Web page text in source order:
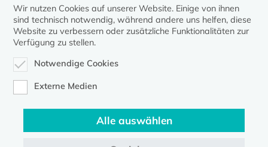
Diese Seite gehört zum Portalkirche-mv.de
Wir nutzen Cookies auf unserer Website. Einige von ihnen
sind technisch notwendig, während andere uns helfen, diese
Website zu verbessern oder zusätzliche Funktionalitäten zur
Verfügung zu stellen.
Notwendige Cookies
Externe Medien
Alle auswählen